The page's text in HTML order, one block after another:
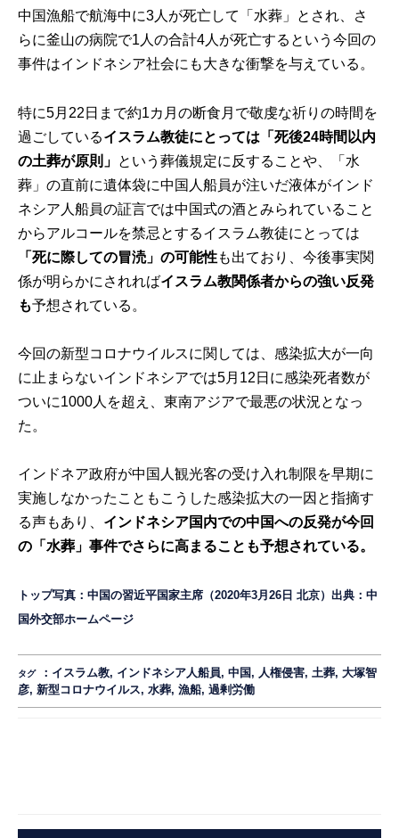
中国漁船で航海中に3人が死亡して「水葬」とされ、さ
らに釜山の病院で1人の合計4人が死亡するという今回の
事件はインドネシア社会にも大きな衝撃を与えている。
特に5月22日まで約1カ月の断食月で敬虔な祈りの時間を
過ごしているイスラム教徒にとっては「死後24時間以内
の土葬が原則」 という葬儀規定に反することや、「水
葬」の直前に遺体袋に中国人船員が注いだ液体がインド
ネシア人船員の証言では中国式の酒とみられていること
からアルコールを禁忌とするイスラム教徒にとっては
「死に際しての冒涜」の可能性も出ており、今後事実関
係が明らかにされればイスラム教関係者からの強い反発
も予想されている。
今回の新型コロナウイルスに関しては、感染拡大が一向
に止まらないインドネシアでは5月12日に感染死者数が
ついに1000人を超え、東南アジアで最悪の状況となっ
た。
インドネア政府が中国人観光客の受け入れ制限を早期に
実施しなかったこともこうした感染拡大の一因と指摘す
る声もあり、 インドネシア国内での中国への反発が今回
の「水葬」事件でさらに高まることも予想されている。
トップ写真：中国の習近平国家主席（2020年3月26日 北京）出典：中
国外交部ホームページ
タグ ： イスラム教, インドネシア人船員,中国 , 人権侵害,土葬,大塚智
彦,新型コロナウイルス,水葬,漁船,過剰労働